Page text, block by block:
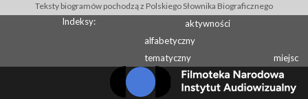
Teksty biogramów pochodzą z Polskiego Słownika Biograficznego
Indeksy:
aktywności
alfabetyczny
tematyczny
miejsc